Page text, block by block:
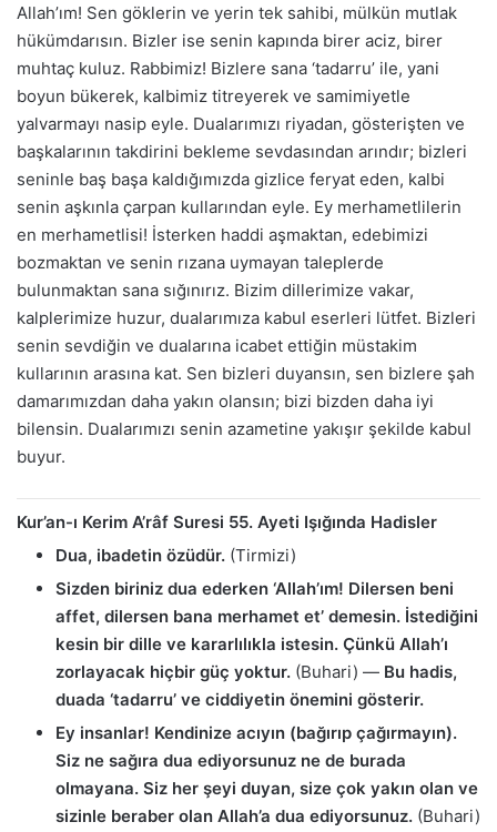
Allah’ım! Sen göklerin ve yerin tek sahibi, mülkün mutlak
hükümdarısın. Bizler ise senin kapında birer aciz, birer
muhtaç kuluz. Rabbimiz! Bizlere sana ‘tadarru’ ile, yani
boyun bükerek, kalbimiz titreyerek ve samimiyetle
yalvarmayı nasip eyle. Dualarımızı riyadan, gösterişten ve
başkalarının takdirini bekleme sevdasından arındır; bizleri
seninle baş başa kaldığımızda gizlice feryat eden, kalbi
senin aşkınla çarpan kullarından eyle. Ey merhametlilerin
en merhametlisi! İsterken haddi aşmaktan, edebimizi
bozmaktan ve senin rızana uymayan taleplerde
bulunmaktan sana sığınırız. Bizim dillerimize vakar,
kalplerimize huzur, dualarımıza kabul eserleri lütfet. Bizleri
senin sevdiğin ve dualarına icabet ettiğin müstakim
kullarının arasına kat. Sen bizleri duyansın, sen bizlere şah
damarımızdan daha yakın olansın; bizi bizden daha iyi
bilensin. Dualarımızı senin azametine yakışır şekilde kabul
buyur.
Kur’an-ı Kerim A’râf Suresi 55. Ayeti Işığında Hadisler
Dua, ibadetin özüdür. (Tirmizi)
Sizden biriniz dua ederken ‘Allah’ım! Dilersen beni
affet, dilersen bana merhamet et’ demesin. İstediğini
kesin bir dille ve kararlılıkla istesin. Çünkü Allah’ı
zorlayacak hiçbir güç yoktur. (Buhari) — Bu hadis,
duada ‘tadarru’ ve ciddiyetin önemini gösterir.
Ey insanlar! Kendinize acıyın (bağırıp çağırmayın).
Siz ne sağıra dua ediyorsunuz ne de burada
olmayana. Siz her şeyi duyan, size çok yakın olan ve
sizinle beraber olan Allah’a dua ediyorsunuz. (Buhari)